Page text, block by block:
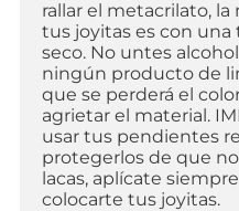
rallar el metacrilato,
tus joyitas es con una
seco. No untes
ningún producto de
que se perderá el
agrietar el material.
usar tus pendientes
protegerlos de que
lacas, aplícate
colocarte tus joyitas.